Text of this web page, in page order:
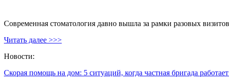
Современная стоматология давно вышла за рамки разовых
Читать далее >>>
Новости:
Скорая помощь на дом: 5 ситуаций, когда частная бригада